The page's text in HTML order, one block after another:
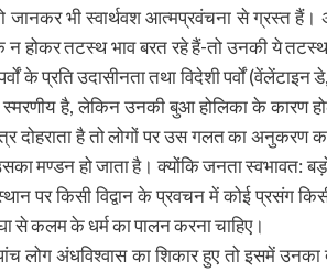
जानकर भी स्वार्थवश आत्मप्रवंचना से ग्रस्त
न होकर तटस्थ भाव बरत रहे हैं-तो उनकी ये
के प्रति उदासीनता तथा विदेशी पर्वों
है, लेकिन उनकी बुआ होलिका के कारण
दोहराता है तो लोगों पर उस गलत का
मण्डन हो जाता है। क्योंकि जनता स्वभावत:
पर किसी विद्वान के प्रवचन में कोई प्रसंग
से कलम के धर्म का पालन करना चाहिए।
पांच लोग अंधविश्वास का शिकार हुए तो इसमें